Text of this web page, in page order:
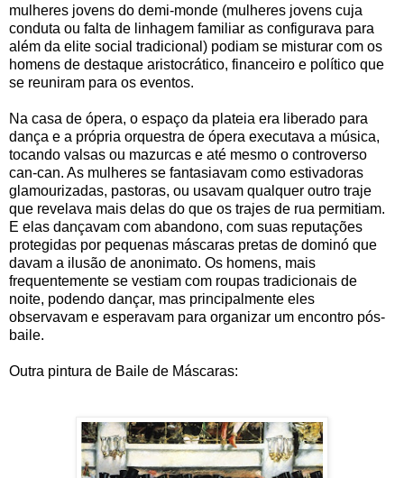
mulheres jovens do demi-monde (mulheres jovens cuja
conduta ou falta de linhagem familiar as configurava para
além da elite social tradicional) podiam se misturar com os
homens de destaque aristocrático, financeiro e político que
se reuniram para os eventos.
Na casa de ópera, o espaço da plateia era liberado para
dança e a própria orquestra de ópera executava a música,
tocando valsas ou mazurcas e até mesmo o controverso
can-can. As mulheres se fantasiavam como estivadoras
glamourizadas, pastoras, ou usavam qualquer outro traje
que revelava mais delas do que os trajes de rua permitiam.
E elas dançavam com abandono, com suas reputações
protegidas por pequenas máscaras pretas de dominó que
davam a ilusão de anonimato. Os homens, mais
frequentemente se vestiam com roupas tradicionais de
noite, podendo dançar, mas principalmente eles
observavam e esperavam para organizar um encontro pós-
baile.
Outra pintura de Baile de Máscaras: